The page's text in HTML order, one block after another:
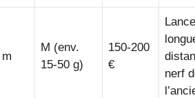
M (env.
15‑50 g)
150‑200
€
nerf